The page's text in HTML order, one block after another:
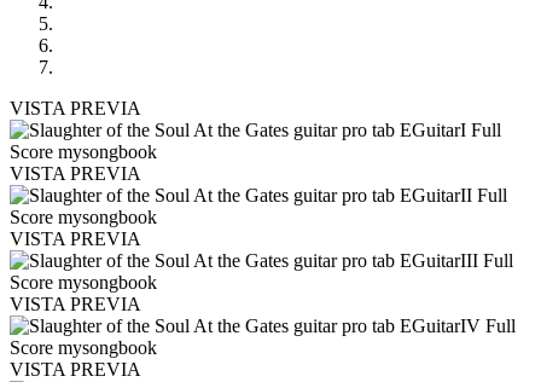
VISTA PREVIA
VISTA PREVIA
VISTA PREVIA
VISTA PREVIA
VISTA PREVIA